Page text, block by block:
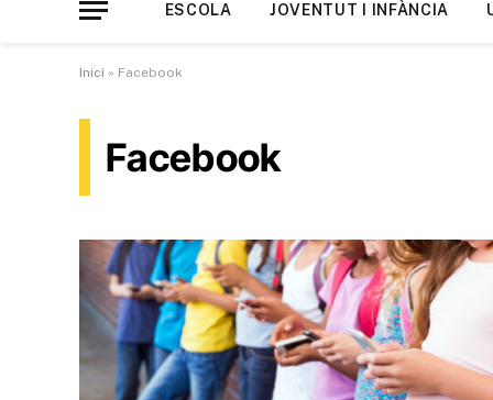
ESCOLA JOVENTUT I INFÀNCIA
Inici » Facebook
Facebook